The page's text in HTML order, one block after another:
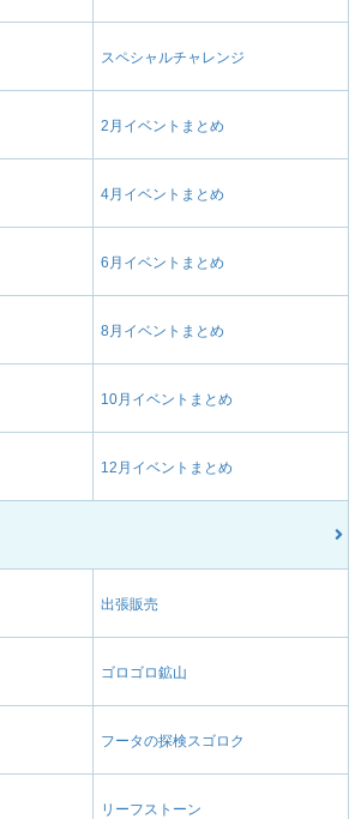
スペシャルチャレンジ
2月イベントまとめ
4月イベントまとめ
6月イベントまとめ
8月イベントまとめ
10月イベントまとめ
12月イベントまとめ
出張販売
ゴロゴロ鉱山
フータの探検スゴロク
リーフストーン